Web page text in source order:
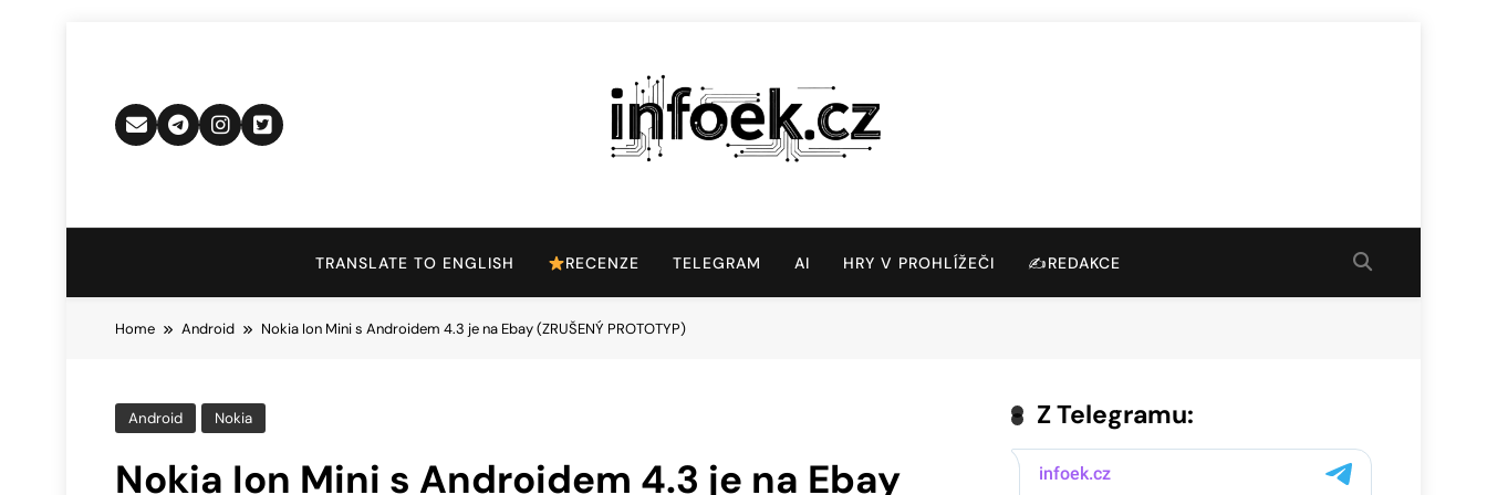
Infoek.cz
TRANSLATE TO ENGLISH RECENZE TELEGRAM AI HRY V PROHLÍŽEČI ✍️REDAKCE
Home Android Nokia Ion Mini s Androidem 4.3 je na Ebay (ZRUŠENÝ PROTOTYP)
Android Nokia
Nokia Ion Mini s Androidem 4.3 je na Ebay
Z Telegramu: